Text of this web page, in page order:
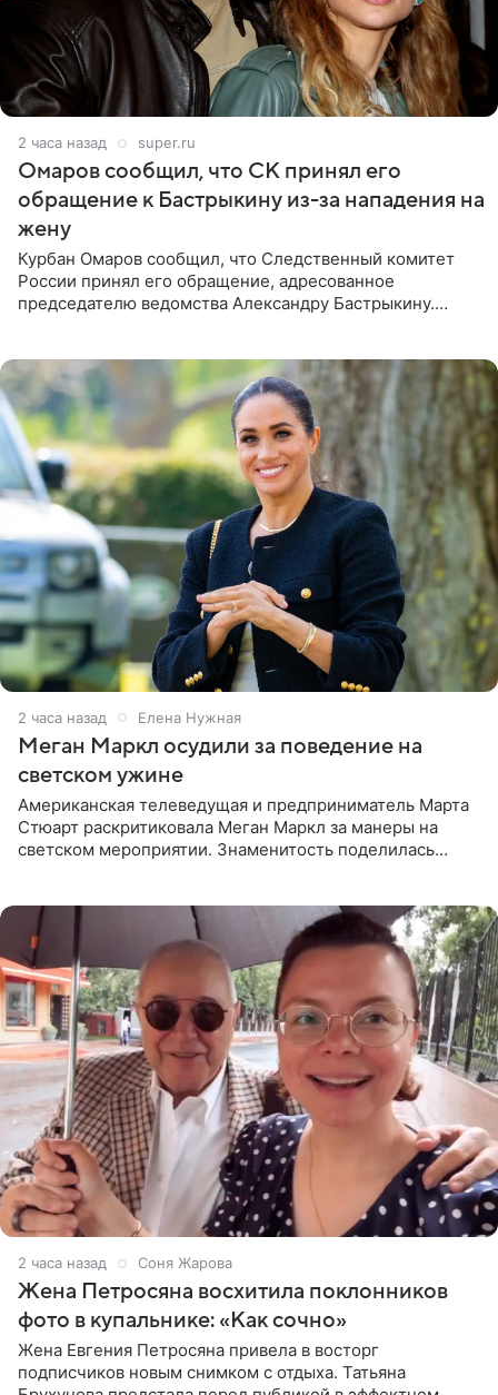
2 часа назад super.ru
Омаров сообщил, что СК принял его
обращение к Бастрыкину из-за нападения на
жену
Курбан Омаров сообщил, что Следственный комитет
России принял его обращение, адресованное
председателю ведомства Александру Бастрыкину.
2 часа назад Елена Нужная
Меган Маркл осудили за поведение на
светском ужине
Американская телеведущая и предприниматель Марта
Стюарт раскритиковала Меган Маркл за манеры на
светском мероприятии. Знаменитость поделилась
2 часа назад Соня Жарова
Жена Петросяна восхитила поклонников
фото в купальнике: «Как сочно»
Жена Евгения Петросяна привела в восторг
подписчиков новым снимком с отдыха. Татьяна